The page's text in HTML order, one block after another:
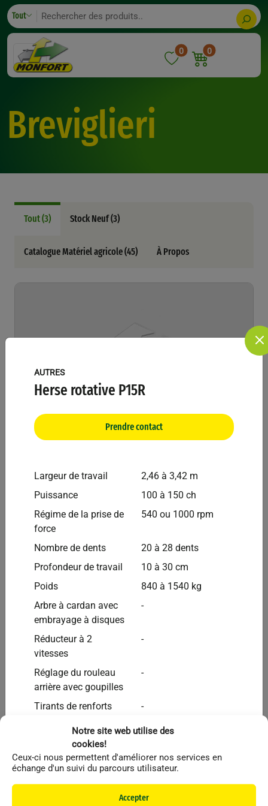
Notre site web utilise des
cookies!
Ceux-ci nous permettent d'améliorer nos services en
échange d'un suivi du parcours utilisateur.
Accepter
Skip
to
content
Search
Tout
0 0
Breviglieri
Tout (3) Stock Neuf (3)
Catalogue Matériel agricole (45) À Propos
Broyeur BREVI S 18R = Turbo 180 2.80m
Broyeur BREVI S 12Z 2.50m
AUTRES
Herse rotative P15R
Prendre contact
Largeur de travail
2,46 à 3,42 m
Puissance
100 à 150 ch
Régime de la prise de
force
540 ou 1000 rpm
Nombre de dents
20 à 28 dents
Profondeur de travail
10 à 30 cm
Poids
840 à 1540 kg
Arbre à cardan avec
embrayage à disques
-
Réducteur à 2
vitesses
-
Réglage du rouleau
arrière avec goupilles
-
Tirants de renforts
-
Sangles latérales
pivotantes réglables
Accesoires avant
oscillants et réglables
-